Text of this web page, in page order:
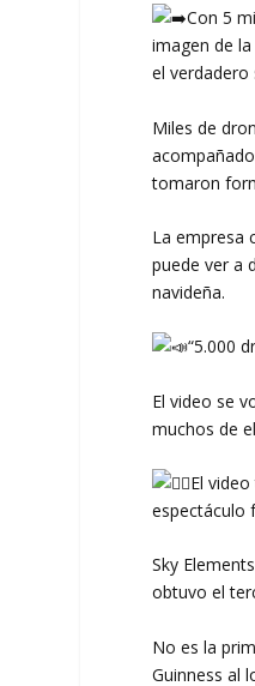
Con 5
imagen de
el verdadero
Miles de
tomaron
La empresa
puede ver a
navideña.
“5.000
El video se
muchos de
El
espectáculo
Sky
obtuvo el
No es la
Guinness al